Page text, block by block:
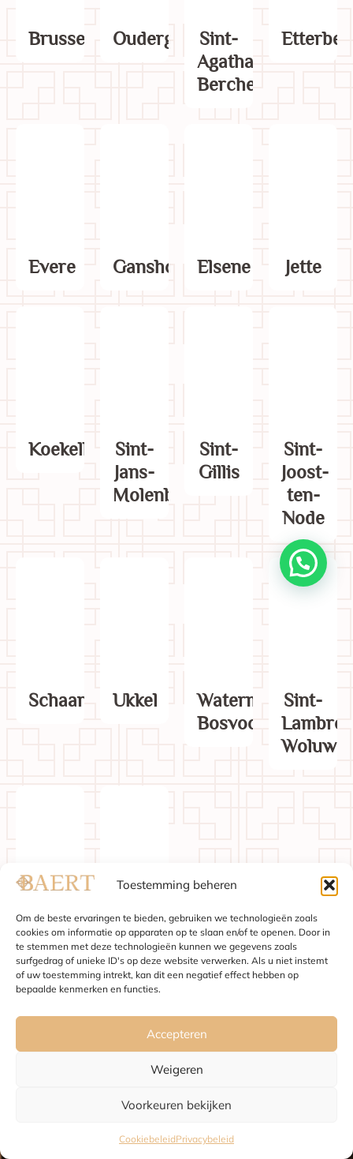
Toestemming beheren
Om de beste ervaringen te bieden, gebruiken we technologieën zoals
cookies om informatie op apparaten op te slaan en/of te openen. Door in
te stemmen met deze technologieën kunnen we gegevens zoals
surfgedrag of unieke ID's op deze website verwerken. Als u niet instemt
of uw toestemming intrekt, kan dit een negatief effect hebben op
bepaalde kenmerken en functies.
Accepteren
Weigeren
Voorkeuren bekijken
CookiebeleidPrivacybeleid
Brussel Oudergem
Sint-
Agatha-
Berchem
Evere GanshorenElsene Jette
KoekelbergSint-
Jans-
Molenbeek
Sint-
Gillis
Sint-
Joost-
ten-
Node
SchaarbeekUkkel
Watermaal-
Bosvoorde
Sint-
Woluwe
Sint-
Pieters-
Woluwe
Anderlecht